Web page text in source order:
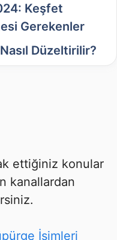
Keşfet
Gerekenler
Düzeltirilir?
ettiğiniz konular
kanallardan
İsimleri